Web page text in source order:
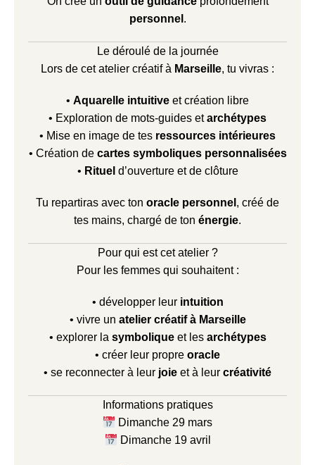
personnel .
Le déroulé de la journée
Lors de cet atelier créatif à Marseille, tu vivras :
• Aquarelle intuitive et création libre
• Exploration de mots-guides etarchétypes
• Mise en image de tes ressources intérieures
• Création de cartes symboliques personnalisées
• Rituel d’ouverture et de clôture
Tu repartiras avec ton oracle personnel , créé de
tes mains, chargé de ton énergie.
Pour qui est cet atelier ?
Pour les femmes qui souhaitent :
• développer leur intuition
• vivre un atelier créatif à Marseille
• explorer la symboliqueet les archétypes
• créer leur propre oracle
• se reconnecter à leur joie et à leur créativité
Informations pratiques
Dimanche 29 mars
Dimanche 19 avril